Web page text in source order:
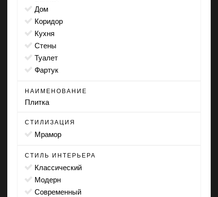
дом
коридор
кухня
стены
туалет
фартук
НАИМЕНОВАНИЕ
Плитка
СТИЛИЗАЦИЯ
мрамор
СТИЛЬ ИНТЕРЬЕРА
классический
модерн
современный